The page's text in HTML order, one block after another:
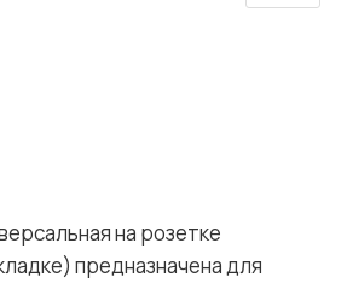
на розетке
предназначена для